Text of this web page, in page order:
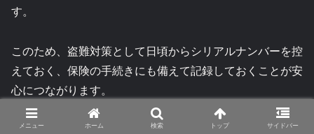
す。
このため、盗難対策として日頃からシリアルナンバーを控
えておく、保険の手続きにも備えて記録しておくことが安
心につながります。
メニュー ホーム 検索 トップ サイドバー